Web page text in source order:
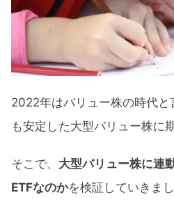
2022年はバリュー株の時代
も安定した大型バリュー株に
そこで、 大型バリュー株に連
ETFなのかを検証していきまし